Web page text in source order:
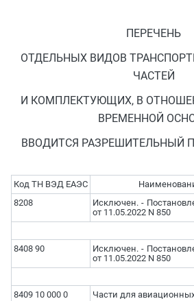
ПЕРЕЧЕНЬ
ОТДЕЛЬНЫХ ВИДОВ
ЧАСТЕЙ
И КОМПЛЕКТУЮЩИХ, В
ВРЕМЕННОЙ
ВВОДИТСЯ РАЗРЕШИТЕЛЬНЫЙ
Код ТН ВЭД ЕАЭС
8208
Исключен. -
от 11.05.2022 N 850
8408 90
Исключен. -
от 11.05.2022 N 850
8409 10 000 0
Части для